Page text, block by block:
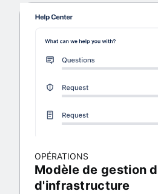
OPÉRATIONS
Modèle de gestion
d'infrastructure